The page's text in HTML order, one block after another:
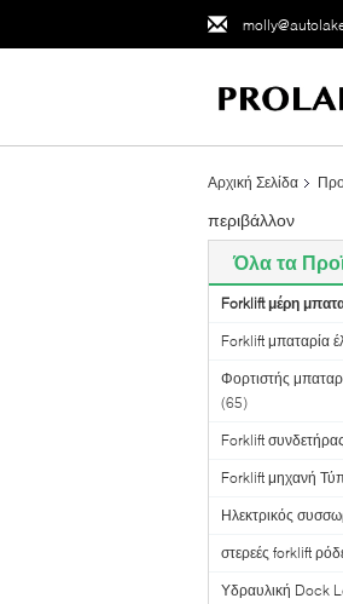
Αρχική Σελίδα
περιβάλλον
Όλα τα
Forklift μέρη
Forklift μπαταρία
Φορτιστής
(65)
Forklift
Forklift μηχανή
Ηλεκτρικός
στερεές forklift
Υδραυλική Dock